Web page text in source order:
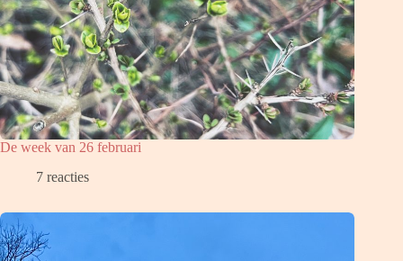
De week van 26 februari
7 reacties